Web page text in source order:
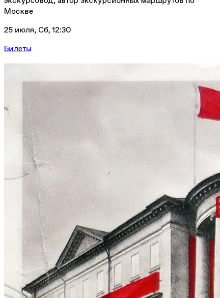
Москве
25 июля, Сб, 12:30
Билеты